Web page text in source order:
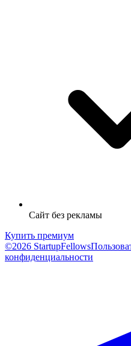
Сайт без рекламы
Купить премиум
©2026 StartupFellows
конфиденциальности